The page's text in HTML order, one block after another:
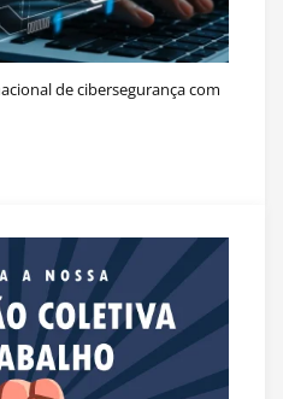
de cibersegurança com